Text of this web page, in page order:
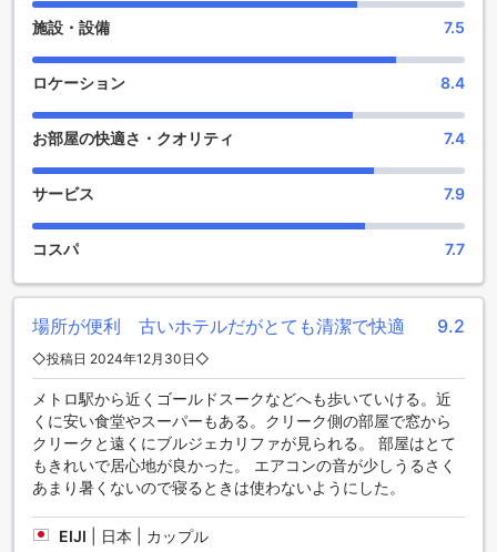
ことができ、バーでは美味しいカクテルを楽しむことができ
ます。ナイトクラブでは一晩中踊り明かすことができ、サロ
ンでは髪型やメイクを整えることができます。マッサージル
ームやサウナ、スチームルームではリラックスできるひとと
けることができます。さらに、カラオケで歌いながら楽しむ
こともでき、ギフト/お土産店では特産品や思い出に残るアイ
テムを手に入れることができます。カールトン タワー ホテル
では、滞在中に退屈することはありません。
充実したスポーツ施設でアクティブな滞在を楽しもう
非常に優れたホテルです。室内プールでは、快適な温度で泳
ぎながらリラックスできます。フィットネスセンターでは、
アウトを楽しむことができます。屋外プールでは、広々とし
たスペースでのんびりと日光浴をしたり、清涼な水中で泳い
だりすることができます。プールサイドバーでは、美味しい
カクテルや軽食を楽しみながら、リラックスした時間を過ご
すことができます。カールトン タワー ホテルのスポーツ施設
は、快適な滞在とアクティブな時間を提供します。
至れり尽くせりの便利設備を備えたカールトン タワー ホテル
施設・設備 7.5
ロケーション 8.4
お部屋の快適さ・クオリティ 7.4
サービス 7.9
コスパ 7.7
場所が便利 古いホテルだがとても清潔で快適 9.2
◇投稿日 2024年12月30日◇
メトロ駅から近くゴールドスークなどへも歩いていける。近
くに安い食堂やスーパーもある。クリーク側の部屋で窓から
クリークと遠くにブルジェカリファが見られる。 部屋はとて
もきれいで居心地が良かった。 エアコンの音が少しうるさく
あまり暑くないので寝るときは使わないようにした。
EIJI 日本 | カップル